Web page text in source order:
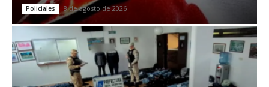
Policiales 8 de agosto de 2026